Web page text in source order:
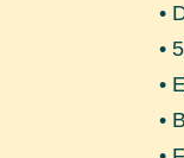
•
•
•
•